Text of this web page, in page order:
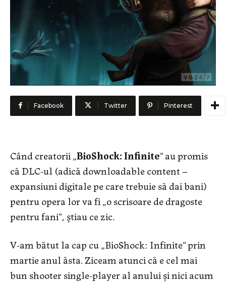
Facebook Twitter Pinterest
Când creatorii „BioShock: Infinite“ au promis
că DLC-ul (adică downloadable content –
expansiuni digitale pe care trebuie să dai bani)
pentru opera lor va fi „o scrisoare de dragoste
pentru fani“, știau ce zic.
V-am bătut la cap cu „BioShock: Infinite“ prin
martie anul ăsta. Ziceam atunci că e cel mai
bun shooter single-player al anului și nici acum